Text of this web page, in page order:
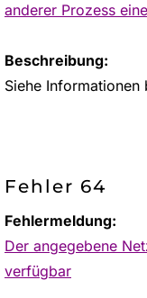
anderer Prozess
Beschreibung:
Siehe Informationen
Fehler 64
Fehlermeldung:
Der angegebene
verfügbar